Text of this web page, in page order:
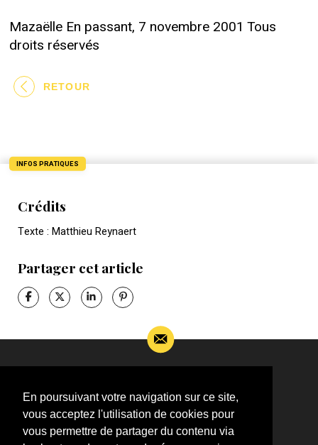
En poursuivant votre navigation sur ce site,
vous acceptez l'utilisation de cookies pour
vous permettre de partager du contenu via
Mazaëlle En passant, 7 novembre 2001 Tous
droits réservés
RETOUR
INFOS PRATIQUES
Crédits
Texte : Matthieu Reynaert
Partager cet article
complémentaires sur l’actualité de Jean-Jacques
Goldman,
ÉCRIVEZ-MOI !